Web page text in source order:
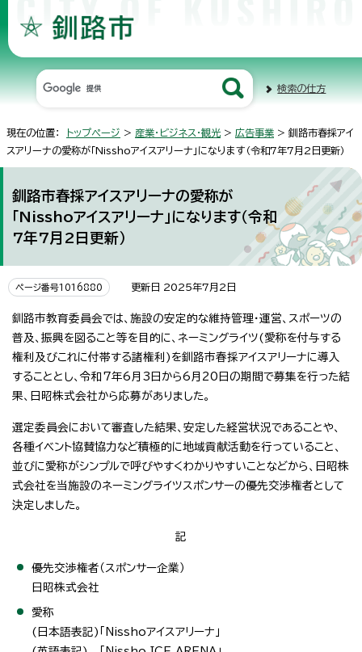
検索の仕方
現在の位置： トップページ > 産業・ビジネス・観光 > 広告事業 > 釧路市春採アイ
スアリーナの愛称が「Nisshoアイスアリーナ」になります（令和7年7月2日更新）
釧路市春採アイスアリーナの愛称が
「Nisshoアイスアリーナ」になります（令和
7年7月2日更新）
ページ番号1016880 更新日 2025年7月2日
釧路市教育委員会では、施設の安定的な維持管理・運営、スポーツの
普及、振興を図ること等を目的に、ネーミングライツ(愛称を付与する
権利及びこれに付帯する諸権利)を釧路市春採アイスアリーナに導入
することとし、令和7年6月3日から6月20日の期間で募集を行った結
果、日昭株式会社から応募がありました。
選定委員会において審査した結果、安定した経営状況であることや、
各種イベント協賛協力など積極的に地域貢献活動を行っていること、
並びに愛称がシンプルで呼びやすくわかりやすいことなどから、日昭株
式会社を当施設のネーミングライツスポンサーの優先交渉権者として
決定しました。
記
優先交渉権者（スポンサー企業）
日昭株式会社
愛称
(日本語表記)「Nisshoアイスアリーナ」